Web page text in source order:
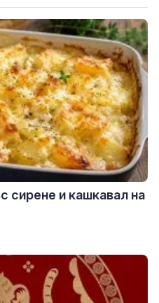
сирене и кашкавал на